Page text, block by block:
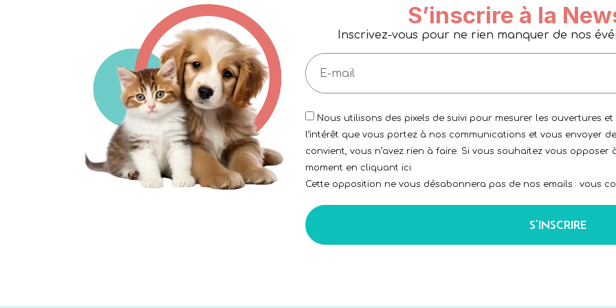
S’inscrire à la
Inscrivez-vous pour ne rien manquer de nos
Nous utilisons des pixels de suivi pour mesurer les ouvertures
l’intérêt que vous portez à nos communications et vous envoyer
convient, vous n’avez rien à faire. Si vous souhaitez vous
moment en cliquant ici.
Cette opposition ne vous désabonnera pas de nos emails : vous
S’INSCRIRE